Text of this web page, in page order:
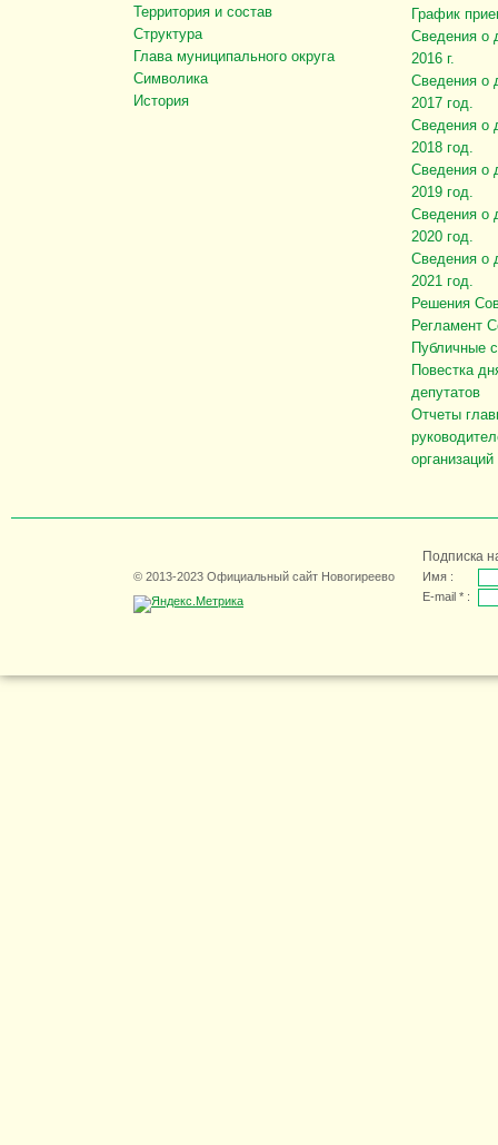
Территория и состав
Структура
Глава муниципального округа
Символика
История
График
Сведения о
2016 г.
Сведения о
2017 год.
Сведения о
2018 год.
Сведения о
2019 год.
Сведения о
2020 год.
Сведения о
2021 год.
Решения
Регламент
Публичные
Повестка
депутатов
Отчеты
организаций
© 2013-2023 Официальный сайт Новогиреево
Подписка
Имя :
E-mail * :